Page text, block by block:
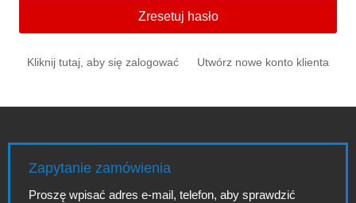
Zresetuj hasło
Kliknij tutaj, aby się zalogować Utwórz nowe konto klienta
Zapytanie zamówienia
Proszę wpisać adres e-mail, telefon, aby sprawdzić